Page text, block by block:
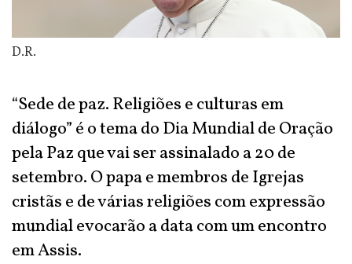
D.R.
“Sede de paz. Religiões e culturas em
diálogo” é o tema do Dia Mundial de Oração
pela Paz que vai ser assinalado a 20 de
setembro. O papa e membros de Igrejas
cristãs e de várias religiões com expressão
mundial evocarão a data com um encontro
em Assis.